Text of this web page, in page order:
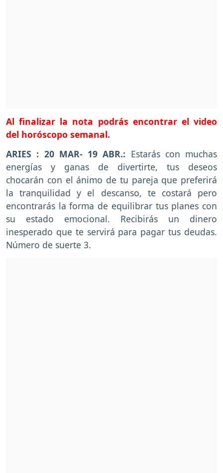
Al finalizar la nota podrás encontrar el video
del horóscopo semanal.
ARIES : 20 MAR- 19 ABR.: Estarás con muchas
energías y ganas de divertirte, tus deseos
chocarán con el ánimo de tu pareja que preferirá
la tranquilidad y el descanso, te costará pero
encontrarás la forma de equilibrar tus planes con
su estado emocional. Recibirás un dinero
inesperado que te servirá para pagar tus deudas.
Número de suerte 3.